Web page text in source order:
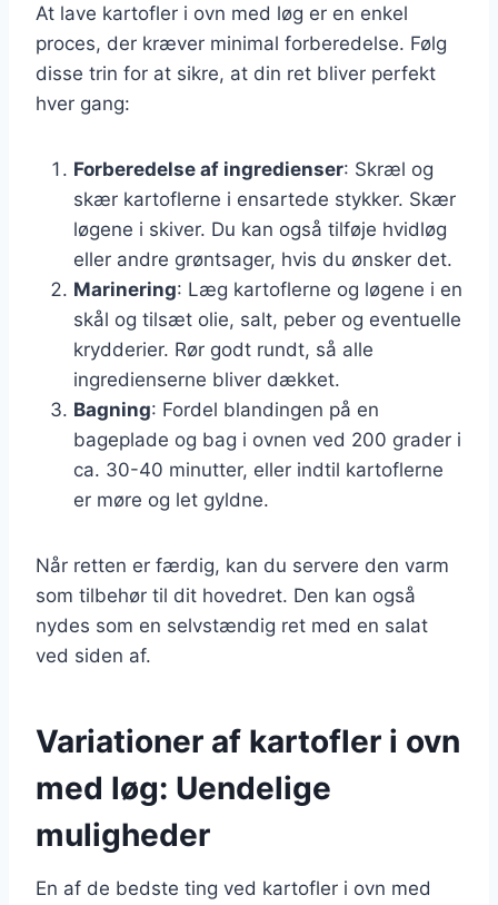
At lave kartofler i ovn med løg er en enkel
proces, der kræver minimal forberedelse. Følg
disse trin for at sikre, at din ret bliver perfekt
hver gang:
Forberedelse af ingredienser: Skræl og
skær kartoflerne i ensartede stykker. Skær
løgene i skiver. Du kan også tilføje hvidløg
eller andre grøntsager, hvis du ønsker det.
Marinering: Læg kartoflerne og løgene i en
skål og tilsæt olie, salt, peber og eventuelle
krydderier. Rør godt rundt, så alle
ingredienserne bliver dækket.
Bagning: Fordel blandingen på en
bageplade og bag i ovnen ved 200 grader i
ca. 30-40 minutter, eller indtil kartoflerne
er møre og let gyldne.
Når retten er færdig, kan du servere den varm
som tilbehør til dit hovedret. Den kan også
nydes som en selvstændig ret med en salat
ved siden af.
Variationer af kartofler i ovn
med løg: Uendelige
muligheder
En af de bedste ting ved kartofler i ovn med